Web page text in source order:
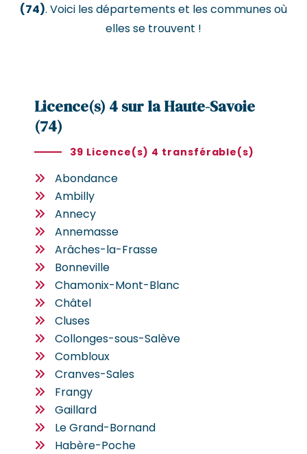
(74). Voici les départements et les communes où
elles se trouvent !
Licence(s) 4 sur la Haute-Savoie
(74)
39 Licence(s) 4 transférable(s)
Abondance
Ambilly
Annecy
Annemasse
Arâches-la-Frasse
Bonneville
Chamonix-Mont-Blanc
Châtel
Cluses
Collonges-sous-Salève
Combloux
Cranves-Sales
Frangy
Gaillard
Le Grand-Bornand
Habère-Poche